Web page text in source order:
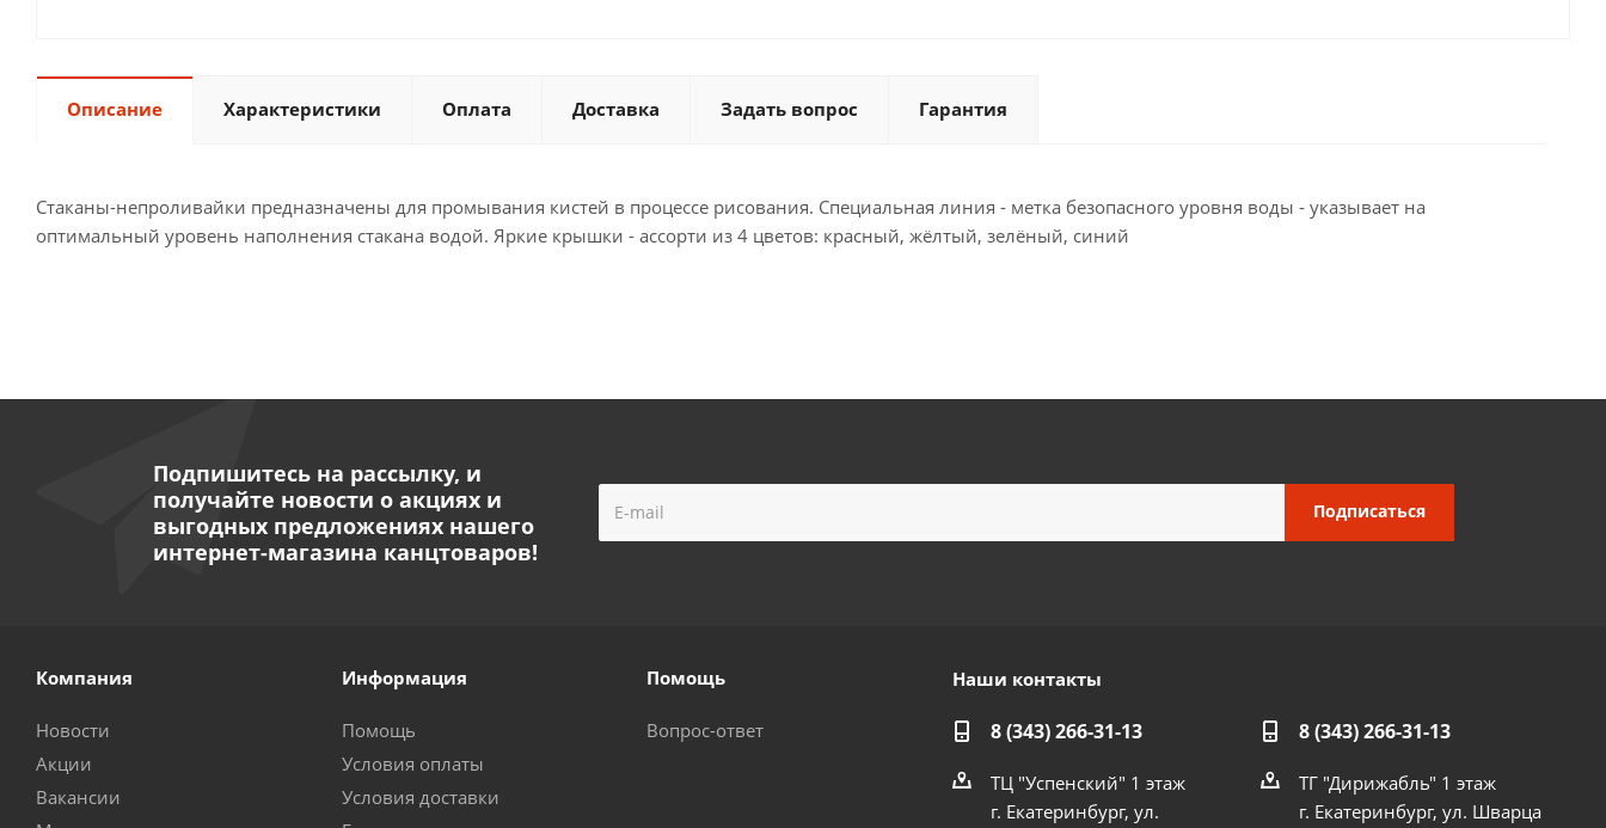
Описание Характеристики Оплата Доставка Задать вопрос Гарантия
Стаканы-непроливайки предназначены для промывания кистей в процессе рисования. Специальная линия - метка безопасного уровня воды - указывает на
оптимальный уровень наполнения стакана водой. Яркие крышки - ассорти из 4 цветов: красный, жёлтый, зелёный, синий
Подпишитесь на рассылку, и
получайте новости о акциях и
выгодных предложениях нашего
интернет-магазина канцтоваров!
Компания
Новости
Акции
Вакансии
Информация
Помощь
Условия оплаты
Условия доставки
Помощь
Вопрос-ответ
Наши контакты
8 (343) 266-31-13
ТЦ "Успенский" 1 этаж
г. Екатеринбург, ул.
8 (343) 266-31-13
ТГ "Дирижабль" 1 этаж
г. Екатеринбург, ул. Шварца